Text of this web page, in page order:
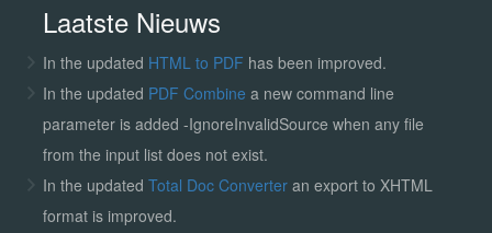
Laatste Nieuws
In the updated HTML to PDF has been improved.
In the updated PDF Combine a new command line
parameter is added -IgnoreInvalidSource when any file
from the input list does not exist.
In the updated Total Doc Converter an export to XHTML
format is improved.